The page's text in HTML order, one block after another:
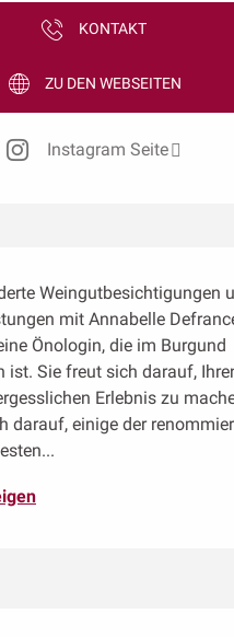
KONTAKT
ZU DEN WEBSEITEN
Instagram Seite
Weingutbesichtigungen
mit Annabelle
Önologin, die im Burgund
ist. Sie freut sich darauf,
Erlebnis zu
darauf, einige der